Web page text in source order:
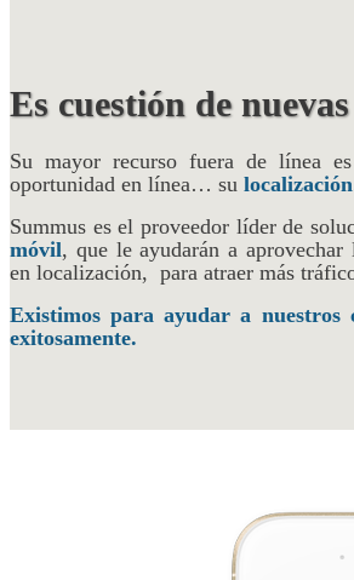
Es cuestión de
Su mayor recurso fuera de línea
oportunidad en línea… su localización
Summus es el proveedor líder de
móvil, que le ayudarán a aprovechar
en localización, para atraer más
Existimos para ayudar a nuestros
exitosamente.